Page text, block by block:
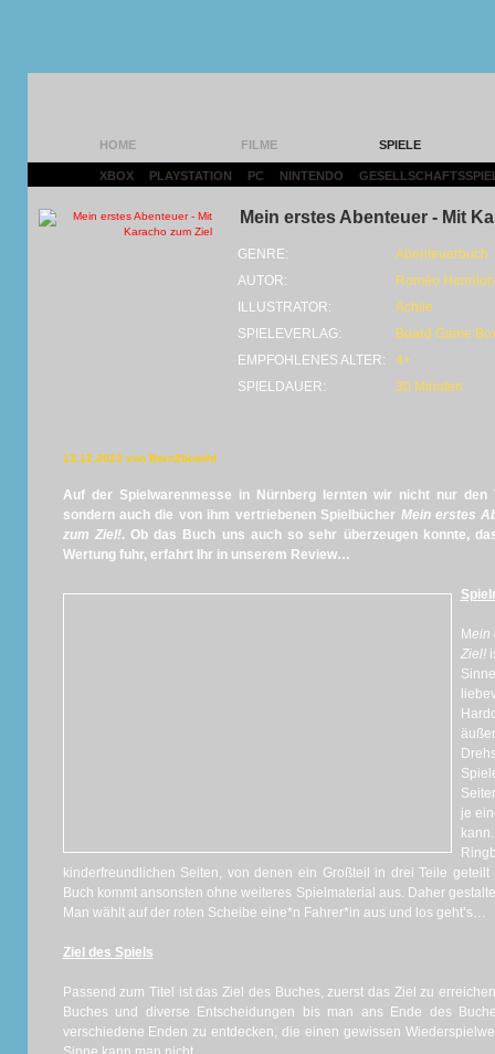
HOME FILME SPIELE
XBOX PLAYSTATION PC NINTENDO
Mein erstes Abenteuer - Mit
GENRE:
Abenteuerbuch
AUTOR:
Roméo Hennion
ILLUSTRATOR:
Achile
SPIELEVERLAG:
Board Game
EMPFOHLENES ALTER:
4+
SPIELDAUER:
30 Minuten
13.12.2023 von Born2bewild
Auf der Spielwarenmesse in Nürnberg lernten wir nicht nur den
sondern auch die von ihm vertriebenen Spielbücher Mein erstes
zum Ziel!. Ob das Buch uns auch so sehr überzeugen konnte,
Wertung fuhr, erfahrt Ihr in unserem Review…
Mein
Ziel!
je
kinderfreundlichen Seiten, von denen ein Großteil in drei Teile
Buch kommt ansonsten ohne weiteres Spielmaterial aus. Daher
Man wählt auf der roten Scheibe eine*n Fahrer*in aus und los geht’s…
Ziel des Spiels
Passend zum Titel ist das Ziel des Buches, zuerst das Ziel zu
Buches und diverse Entscheidungen bis man ans Ende des
verschiedene Enden zu entdecken, die einen gewissen